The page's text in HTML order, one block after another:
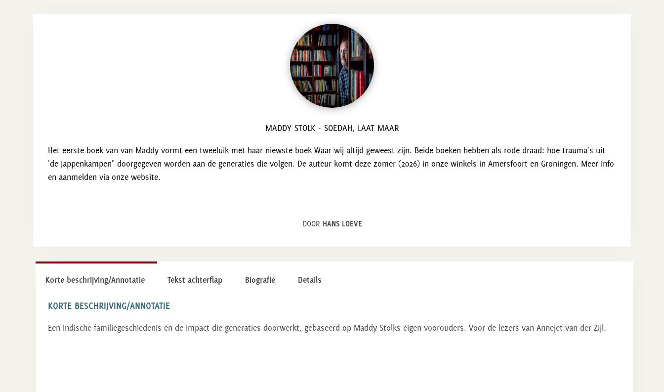
MADDY STOLK - SOEDAH, LAAT MAAR
Het eerste boek van van Maddy vormt een tweeluik met haar niewste boek Waar wij altijd geweest zijn. Beide boeken hebben als rode draad: hoe trauma's uit
'de Jappenkampen" doorgegeven worden aan de generaties die volgen. De auteur komt deze zomer (2026) in onze winkels in Amersfoort en Groningen. Meer info
en aanmelden via onze website.
DOOR HANS LOEVE
Korte beschrijving/Annotatie
KORTE BESCHRIJVING/ANNOTATIE
Een Indische familiegeschiedenis en de impact die generaties doorwerkt, gebaseerd op Maddy Stolks eigen voorouders. Voor de lezers van Annejet van der Zijl.
Tekst achterflap Biografie Details